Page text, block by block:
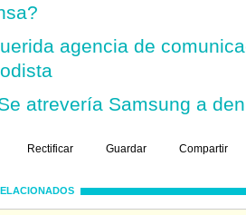
agencia de
atrevería Samsung a
Rectificar Guardar Compartir